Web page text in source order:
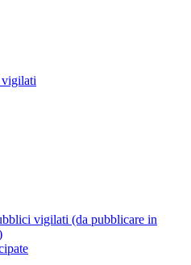
vigilati (da pubblicare in